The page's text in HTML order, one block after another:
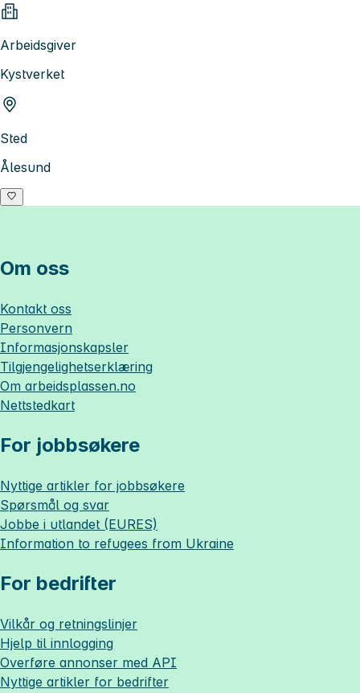
Arbeidsgiver
Kystverket
Sted
Ålesund
Om oss
Kontakt oss
Personvern
Informasjonskapsler
Tilgjengelighetserklæring
Om arbeidsplassen.no
Nettstedkart
For jobbsøkere
Nyttige artikler for jobbsøkere
Spørsmål og svar
Jobbe i utlandet (EURES)
Information to refugees from Ukraine
For bedrifter
Vilkår og retningslinjer
Hjelp til innlogging
Overføre annonser med API
Nyttige artikler for bedrifter